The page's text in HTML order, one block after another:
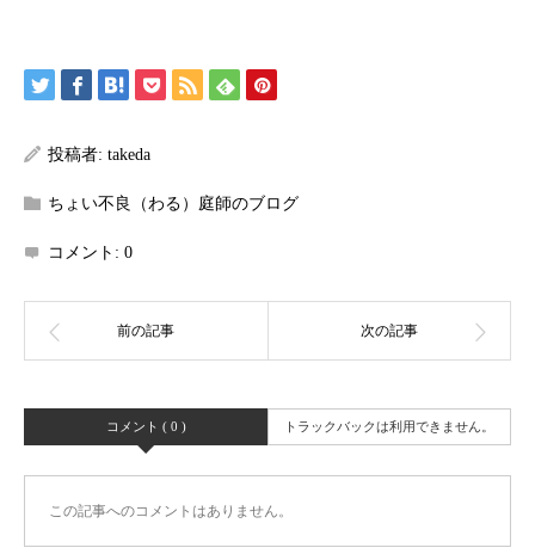
投稿者: takeda
ちょい不良（わる）庭師のブログ
コメント: 0
コメント ( 0 ) トラックバックは利用できません。
この記事へのコメントはありません。